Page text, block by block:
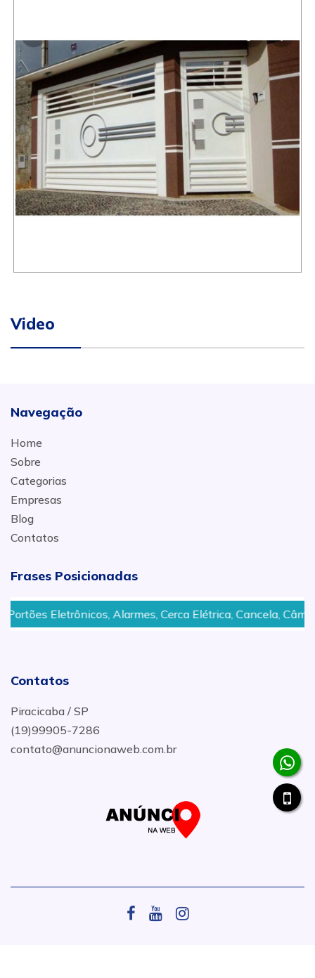
Video
Navegação
Home
Sobre
Categorias
Empresas
Blog
Contatos
Frases Posicionadas
Alarmes, Cerca Elétrica, Cancela, Câmeras de
Contatos
Piracicaba / SP
(19)99905-7286
contato@anuncionaweb.com.br